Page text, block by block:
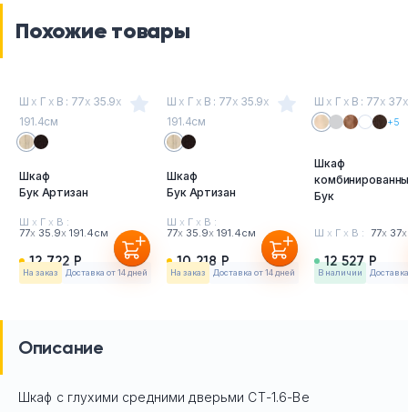
Похожие товары
Ш х Г х В : 77х 35.9х
191.4см
Шкаф
Бук Артизан
Ш х Г х В :
77х 35.9х 191.4см
12 722 Р
На заказ Доставка от 14 дней
Ш х Г х В : 77х 35.9х
191.4см
Шкаф
Бук Артизан
Ш х Г х В :
77х 35.9х 191.4см
10 218 Р
На заказ Доставка от 14 дней
Ш х Г х В : 77х 37х
+5
Шкаф
Бук
Ш х Г х В : 77х 37х
12 527 Р
в наличии
Описание
Шкаф с глухими средними дверьми СТ-1.6-Ве